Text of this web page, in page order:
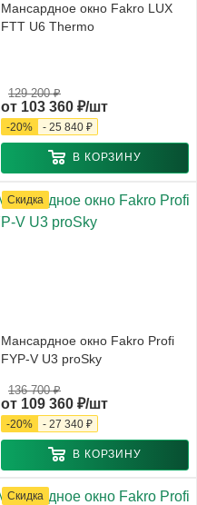
Мансардное окно Fakro LUX
FTT U6 Thermo
от 103 360 ₽/шт
129 200 ₽
-20% - 25 840 ₽
В КОРЗИНУ
Скидка
Мансардное окно Fakro Profi
FYP-V U3 proSky
от 109 360 ₽/шт
136 700 ₽
-20% - 27 340 ₽
В КОРЗИНУ
Скидка